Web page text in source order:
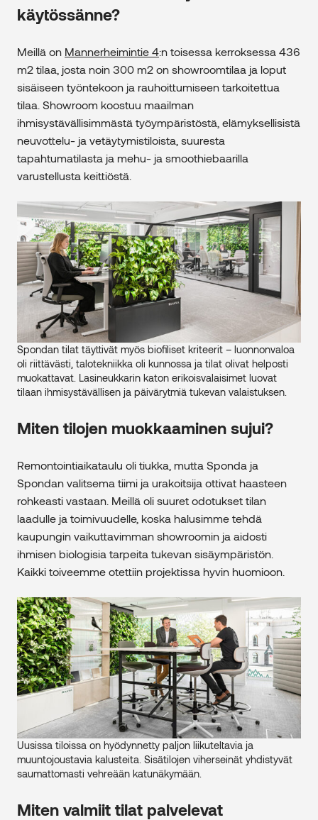
käytössänne?
Meillä on Mannerheimintie 4:n toisessa kerroksessa 436
m2 tilaa, josta noin 300 m2 on showroomtilaa ja loput
sisäiseen työntekoon ja rauhoittumiseen tarkoitettua
tilaa. Showroom koostuu maailman
ihmisystävällisimmästä työympäristöstä, elämyksellisistä
neuvottelu- ja vetäytymistiloista, suuresta
tapahtumatilasta ja mehu- ja smoothiebaarilla
varustellusta keittiöstä.
Spondan tilat täyttivät myös biofiliset kriteerit – luonnonvaloa
oli riittävästi, talotekniikka oli kunnossa ja tilat olivat helposti
muokattavat. Lasineukkarin katon erikoisvalaisimet luovat
tilaan ihmisystävällisen ja päivärytmiä tukevan valaistuksen.
Miten tilojen muokkaaminen sujui?
Remontointiaikataulu oli tiukka, mutta Sponda ja
Spondan valitsema tiimi ja urakoitsija ottivat haasteen
rohkeasti vastaan. Meillä oli suuret odotukset tilan
laadulle ja toimivuudelle, koska halusimme tehdä
kaupungin vaikuttavimman showroomin ja aidosti
ihmisen biologisia tarpeita tukevan sisäympäristön.
Kaikki toiveemme otettiin projektissa hyvin huomioon.
Uusissa tiloissa on hyödynnetty paljon liikuteltavia ja
muuntojoustavia kalusteita. Sisätilojen viherseinät yhdistyvät
saumattomasti vehreään katunäkymään.
Miten valmiit tilat palvelevat